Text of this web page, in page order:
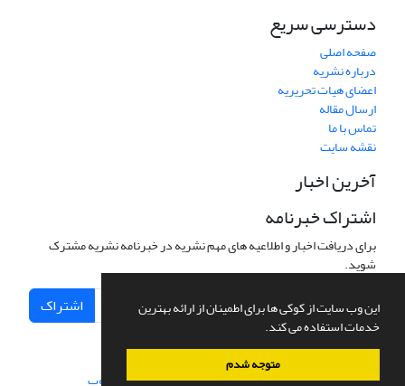
این وب سایت از کوکی ها برای اطمینان از ارائه بهترین
خدمات استفاده می کند.
متوجه شدم
دسترسی سریع
صفحه اصلی
درباره نشریه
اعضای هیات تحریریه
ارسال مقاله
تماس با ما
نقشه سایت
آخرین اخبار
اشتراک خبرنامه
برای دریافت اخبار و اطلاعیه های مهم نشریه در خبرنامه نشریه مشترک
شوید.
اشتراک
سامانه مدیریت نشریات علمی.طراحی و پیاده سازی از سیناوب